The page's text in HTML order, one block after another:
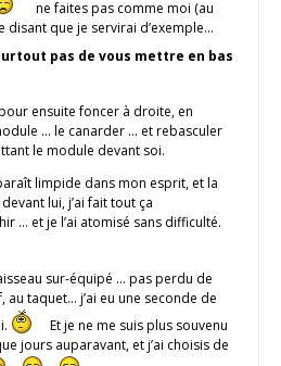
ne faites pas comme moi (au
disant que je servirai d’exemple…
pas de vous mettre en bas
ensuite foncer à droite, en
… le canarder … et rebasculer
le module devant soi.
limpide dans mon esprit, et la
lui, j’ai fait tout ça
… et je l’ai atomisé sans difficulté.
sur-équipé … pas perdu de
taquet… j’ai eu une seconde de
Et je ne me suis plus souvenu
jours auparavant, et j’ai choisis de